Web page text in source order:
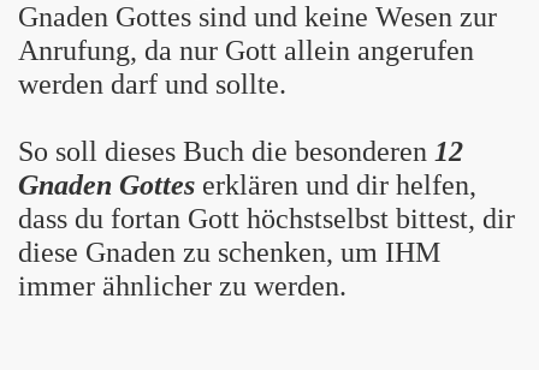
Gnaden Gottes sind und keine Wesen zur
Anrufung, da nur Gott allein angerufen
werden darf und sollte.
So soll dieses Buch die besonderen 12
Gnaden Gottes erklären und dir helfen,
dass du fortan Gott höchstselbst bittest, dir
diese Gnaden zu schenken, um IHM
immer ähnlicher zu werden.